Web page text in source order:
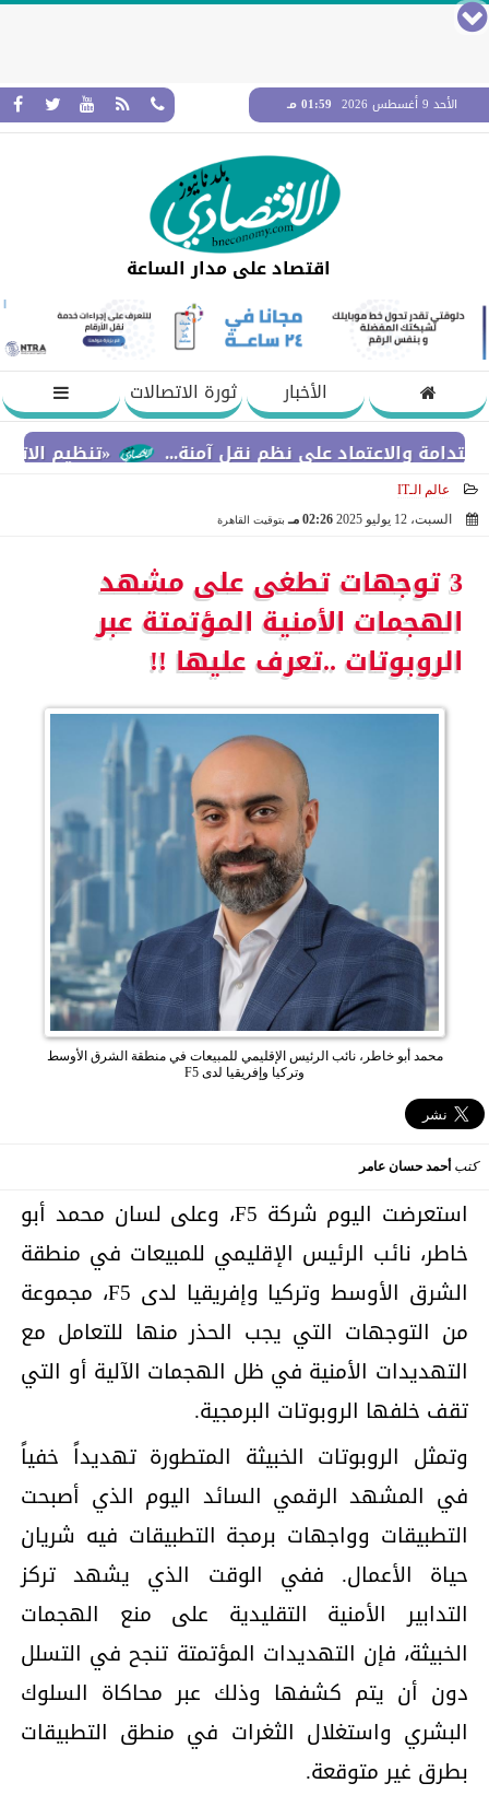
الأحد 9 أغسطس 2026 01:59 مـ
اقتصاد على مدار الساعة
الأخبار
ثورة الاتصالات
«تنظيم الاتصالات»
على نظم نقل آمنة...
عالم الـIT
السبت، 12 يوليو 2025
02:26 مـ بتوقيت القاهرة
3 توجهات تطغى على مشهد
الهجمات الأمنية المؤتمتة عبر
الروبوتات ..تعرف عليها !!
محمد أبو خاطر، نائب الرئيس الإقليمي للمبيعات في منطقة الشرق الأوسط
وتركيا وإفريقيا لدى F5
كتب أحمد حسان عامر
استعرضت اليوم شركة F5، وعلى لسان محمد أبو
خاطر، نائب الرئيس الإقليمي للمبيعات في منطقة
الشرق الأوسط وتركيا وإفريقيا لدى F5، مجموعة
من التوجهات التي يجب الحذر منها للتعامل مع
التهديدات الأمنية في ظل الهجمات الآلية أو التي
تقف خلفها الروبوتات البرمجية.
وتمثل الروبوتات الخبيثة المتطورة تهديداً خفياً
في المشهد الرقمي السائد اليوم الذي أصبحت
التطبيقات وواجهات برمجة التطبيقات فيه شريان
حياة الأعمال. ففي الوقت الذي يشهد تركز
التدابير الأمنية التقليدية على منع الهجمات
الخبيثة، فإن التهديدات المؤتمتة تنجح في التسلل
دون أن يتم كشفها وذلك عبر محاكاة السلوك
البشري واستغلال الثغرات في منطق التطبيقات
بطرق غير متوقعة.